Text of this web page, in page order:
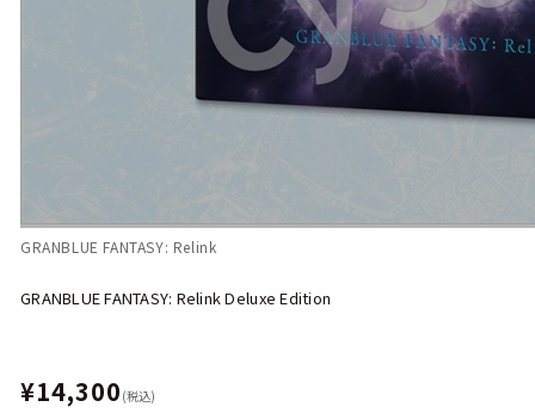
GRANBLUE FANTASY: Relink
GRANBLUE FANTASY: Relink Deluxe Edition
¥14,300 (税込)